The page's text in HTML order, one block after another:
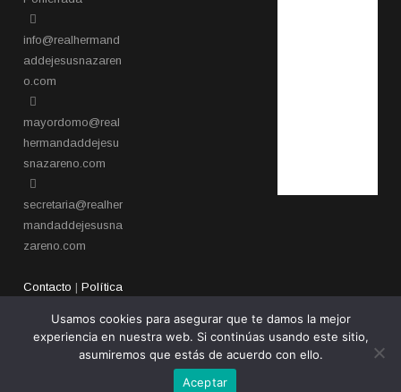
info@realhermand
addejesusnazaren
o.com
mayordomo@real
hermandaddejesu
snazareno.com
secretaria@realher
mandaddejesusna
zareno.com
Contacto |Política
Usamos cookies para asegurar que te damos la mejor
experiencia en nuestra web. Si continúas usando este sitio,
asumiremos que estás de acuerdo con ello.
Aceptar